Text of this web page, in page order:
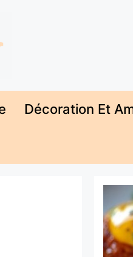
Décoration Et